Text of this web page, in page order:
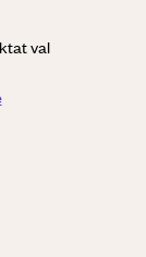
val